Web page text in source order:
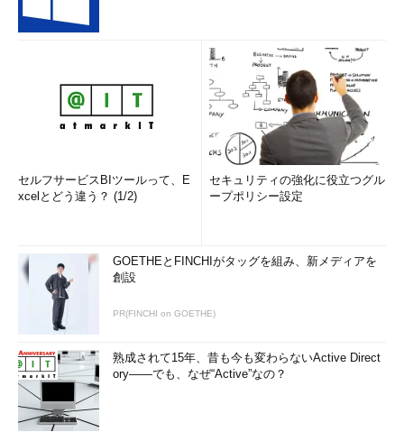
セルフサービスBIツールって、E
xcelとどう違う？ (1/2)
セキュリティの強化に役立つグル
ープポリシー設定
GOETHEとFINCHIがタッグを組み、新メディアを
創設
PR(FINCHI on GOETHE)
熟成されて15年、昔も今も変わらないActive Direct
ory――でも、なぜ“Active”なの？